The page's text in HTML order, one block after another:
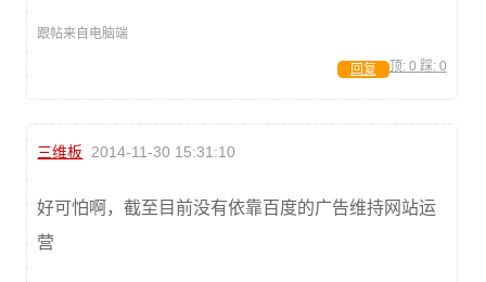
跟帖来自电脑端
顶: 0 踩: 0
回复
三维板 2014-11-30 15:31:10
好可怕啊，截至目前没有依靠百度的广告维持网站运
营